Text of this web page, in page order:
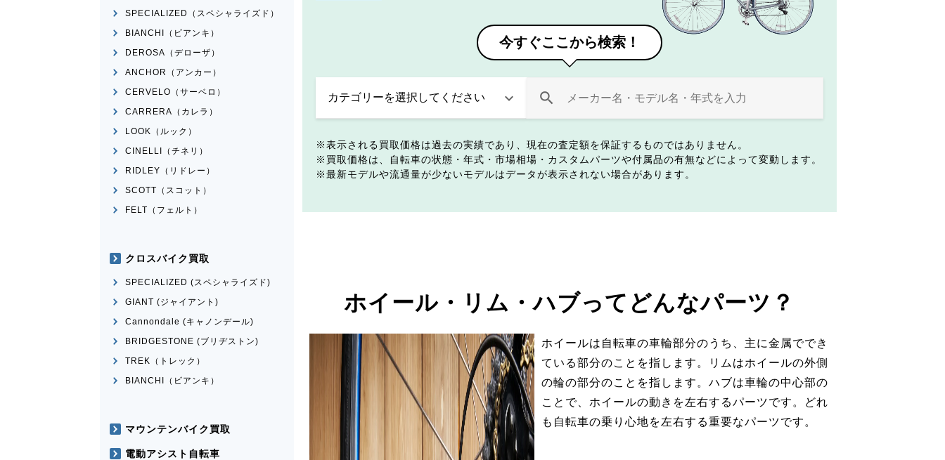
今すぐここから検索！
表示される買取価格は過去の実績であり、現在の査定額を保証するものではありません。
買取価格は、自転車の状態・年式・市場相場・カスタムパーツや付属品の有無などによって変動します。
最新モデルや流通量が少ないモデルはデータが表示されない場合があります。
ホイール・リム・ハブってどんなパーツ？
ホイールは自転車の車輪部分のうち、主に金属ででき
ている部分のことを指します。リムはホイールの外側
の輪の部分のことを指します。ハブは車輪の中心部の
ことで、ホイールの動きを左右するパーツです。どれ
も自転車の乗り心地を左右する重要なパーツです。
SPECIALIZED（スペシャライズド）
BIANCHI（ビアンキ）
DEROSA（デローザ）
ANCHOR（アンカー）
CERVELO（サーベロ）
CARRERA（カレラ）
LOOK（ルック）
CINELLI（チネリ）
RIDLEY（リドレー）
SCOTT（スコット）
FELT（フェルト）
クロスバイク買取
SPECIALIZED (スペシャライズド)
GIANT (ジャイアント)
Cannondale (キャノンデール)
BRIDGESTONE (ブリヂストン)
TREK（トレック）
BIANCHI（ビアンキ）
マウンテンバイク買取
電動アシスト自転車